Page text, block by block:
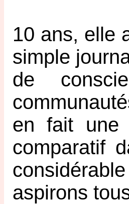
La
10 ans, elle
simple
de
en fait une
comparatif
aspirons